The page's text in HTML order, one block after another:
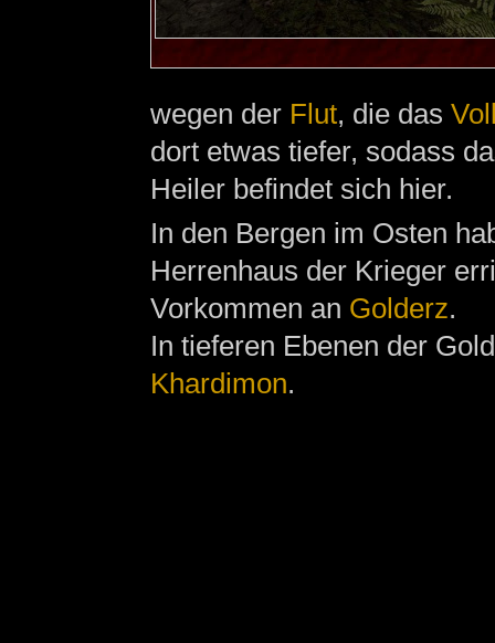
wegen der Flut, die das
dort etwas tiefer, sodass
Heiler befindet sich hier.
In den Bergen im Osten
Herrenhaus der Krieger
Vorkommen an Golderz.
In tieferen Ebenen der
Khardimon.